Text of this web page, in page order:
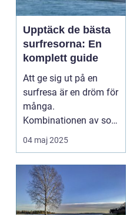
Upptäck de bästa
surfresorna: En
komplett guide
Att ge sig ut på en
surfresa är en dröm för
många.
Kombinationen av sol,
...
04 maj 2025